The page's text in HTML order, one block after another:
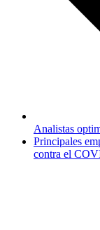
Analistas
Principales
contra el